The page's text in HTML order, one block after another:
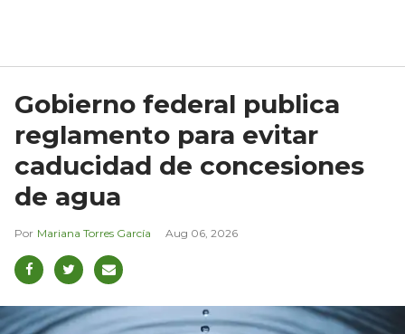
Gobierno federal publica
reglamento para evitar
caducidad de concesiones
de agua
Mariana Torres García Aug 06, 2026